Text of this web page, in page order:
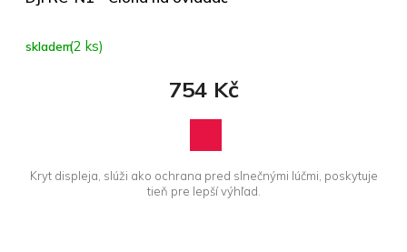
skladem(2 ks)
754 Kč
Kryt displeja, slúži ako ochrana pred slnečnými lúčmi, poskytuje
tieň pre lepší výhľad.